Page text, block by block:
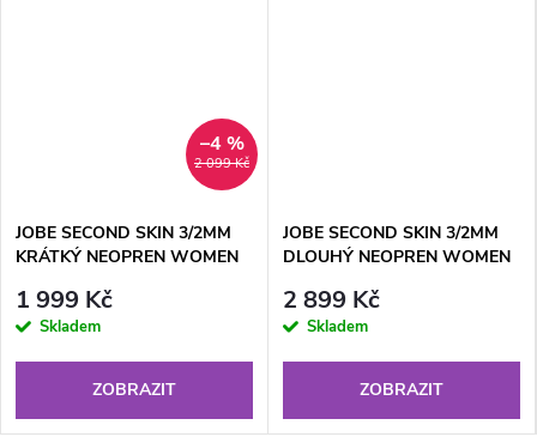
2 099 Kč
–4 %
JOBE SECOND SKIN 3/2MM
KRÁTKÝ NEOPREN WOMEN
1 999 Kč
Skladem
ZOBRAZIT
JOBE SECOND SKIN 3/2MM
DLOUHÝ NEOPREN WOMEN
2 899 Kč
Skladem
ZOBRAZIT